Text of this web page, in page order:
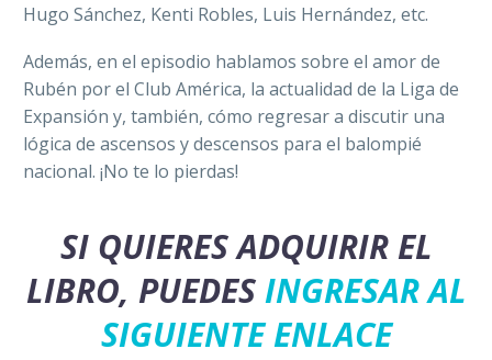
Hugo Sánchez, Kenti Robles, Luis Hernández, etc.
Además, en el episodio hablamos sobre el amor de
Rubén por el Club América, la actualidad de la Liga de
Expansión y, también, cómo regresar a discutir una
lógica de ascensos y descensos para el balompié
nacional. ¡No te lo pierdas!
SI QUIERES ADQUIRIR EL
LIBRO, PUEDESINGRESAR AL
SIGUIENTE ENLACE